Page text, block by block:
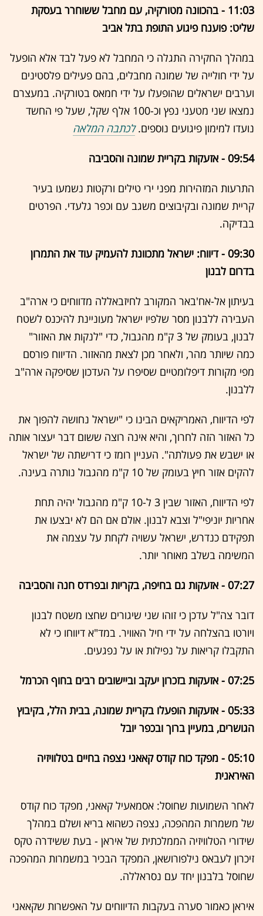
11:03 - בהכוונה מטורקיה, עם מחבל ששוחרר בעסקת
שליט: פוענח פיגוע התופת בתל אביב
במהלך החקירה התגלה כי המחבל לא פעל לבד אלא הופעל
על ידי חולייה של שמונה מחבלים, בהם פעילים פלסטינים
וערבים ישראלים שהופעלו על ידי חמאס בטורקיה. במעצרם
נמצאו שני מטעני נפץ וכ-100 אלף שקל, שעל פי החשד
נועדו למימון פיגועים נוספים.לכתבה המלאה
09:54 - אזעקות בקריית שמונה והסביבה
התרעות המזהירות מפני ירי טילים ורקטות נשמעו בעיר
קריית שמונה ובקיבוצים משגב עם וכפר גלעדי. הפרטים
בבדיקה.
09:30 - דיווח: ישראל מתכוונת להעמיק עוד את התמרון
בדרום לבנון
בעיתון אל-אח'באר המקורב לחיזבאללה מדווחים כי ארה"ב
העבירה ללבנון מסר שלפיו ישראל מעוניינת להיכנס לשטח
לבנון, בעומק של 3 ק"מ מהגבול, כדי "לנקות את האזור"
כמה שיותר מהר, ולאחר מכן לצאת מהאזור. הדיווח פורסם
מפי מקורות דיפלומטיים שסיפרו על העדכון שסיפקה ארה"ב
ללבנון.
לפי הדיווח, האמריקאים הבינו כי "ישראל נחושה להפוך את
כל האזור הזה לחרוך, והיא אינה רוצה ששום דבר יעצור אותה
או ישבש את פעולתה". העניין רומז כי דרישתה של ישראל
להקים אזור חיץ בעומק של 10 ק"מ מהגבול נותרה בעינה.
לפי הדיווח, האזור שבין 3 ל-10 ק"מ מהגבול יהיה תחת
אחריות יוניפי"ל וצבא לבנון. אולם אם הם לא יבצעו את
תפקידם כנדרש, ישראל עשויה לקחת על עצמה את
המשימה בשלב מאוחר יותר.
07:27 - אזעקות גם בחיפה, בקריות ובפרדס חנה והסביבה
דובר צה"ל עדכן כי זוהו שני שיגורים שחצו משטח לבנון
ויורטו בהצלחה על ידי חיל האוויר. במד"א דיווחו כי לא
התקבלו קריאות על נפילות או על נפגעים.
07:25 - אזעקות בזכרון יעקב וביישובים רבים בחוף הכרמל
05:33 - אזעקות הופעלו בקריית שמונה, בבית הלל, בקיבוץ
הגושרים, במעיין ברוך ובכפר יובל
05:10 - מפקד כוח קודס קאאני נצפה בחיים בטלוויזיה
האיראנית
לאחר השמועות שחוסל: אסמאעיל קאאני, מפקד כוח קודס
של משמרות המהפכה, נצפה כשהוא בריא ושלם במהלך
שידורי הטלוויזיה הממלכתית של איראן - בעת ששידרה טקס
זיכרון לעבאס נילפורושאן, המפקד הבכיר במשמרות המהפכה
שחוסל בלבנון יחד עם נסראללה.
איראן כאמור סערה בעקבות הדיווחים על האפשרות שקאאני